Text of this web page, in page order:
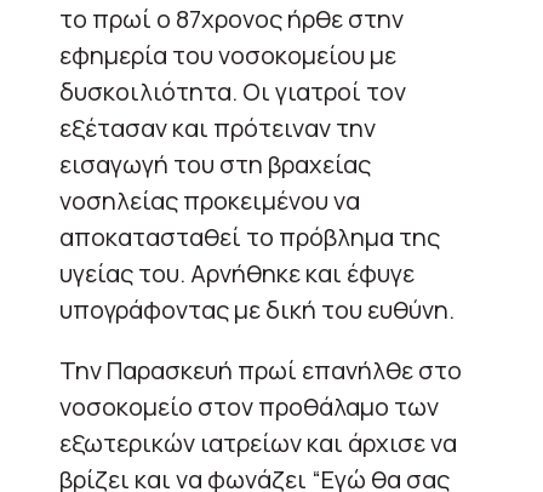
το πρωί ο 87χρονος ήρθε στην
εφημερία του νοσοκομείου με
δυσκοιλιότητα. Οι γιατροί τον
εξέτασαν και πρότειναν την
εισαγωγή του στη βραχείας
νοσηλείας προκειμένου να
αποκατασταθεί το πρόβλημα της
υγείας του. Αρνήθηκε και έφυγε
υπογράφοντας με δική του ευθύνη.
Την Παρασκευή πρωί επανήλθε στο
νοσοκομείο στον προθάλαμο των
εξωτερικών ιατρείων και άρχισε να
βρίζει και να φωνάζει “Εγώ θα σας